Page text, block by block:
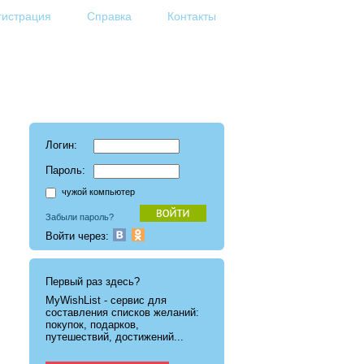
Справка Контакты
Логин:
Пароль:
чужой компьютер
Забыли пароль?
Войти через:
Первый раз здесь?
MyWishList - cервис для
составления списков желаний:
покупок, подарков,
путешествий, достижений...